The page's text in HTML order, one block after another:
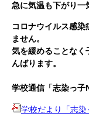
急に気温も下がり一
コロナウイルス感
ません。
気を緩めることなく
んばります。
学校通信「志染っ
学校だより「志